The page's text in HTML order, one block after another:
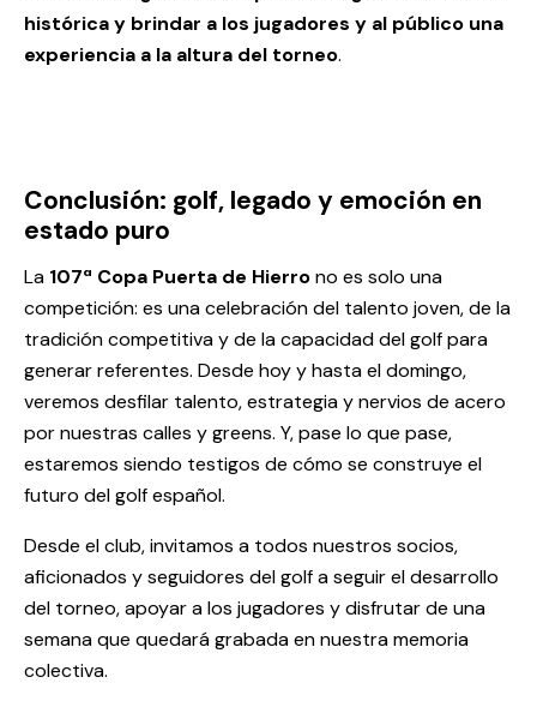
histórica y brindar a los jugadores y al público una
experiencia a la altura del torneo.
Conclusión: golf, legado y emoción en
estado puro
La 107ª Copa Puerta de Hierrono es solo una
competición: es una celebración del talento joven, de la
tradición competitiva y de la capacidad del golf para
generar referentes. Desde hoy y hasta el domingo,
veremos desfilar talento, estrategia y nervios de acero
por nuestras calles y greens. Y, pase lo que pase,
estaremos siendo testigos de cómo se construye el
futuro del golf español.
Desde el club, invitamos a todos nuestros socios,
aficionados y seguidores del golf a seguir el desarrollo
del torneo, apoyar a los jugadores y disfrutar de una
semana que quedará grabada en nuestra memoria
colectiva.